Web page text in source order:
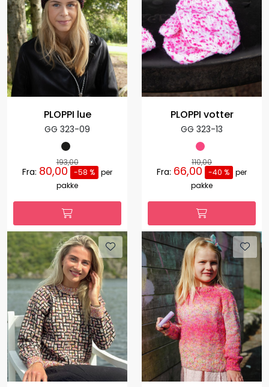
PLOPPI lue
GG 323-09
193,00
Fra: 80,00 -58 % per
pakke
PLOPPI votter
GG 323-13
110,00
Fra: 66,00 -40 % per
pakke